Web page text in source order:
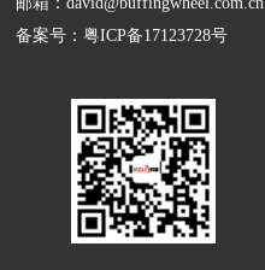
备案号：粤ICP备17123728号